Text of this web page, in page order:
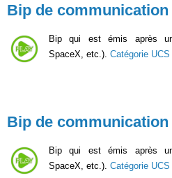
Bip de
Bip qui est émis après
SpaceX, etc.). Catégorie UCS
Bip de
Bip qui est émis après
SpaceX, etc.). Catégorie UCS